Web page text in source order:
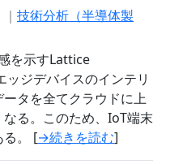
技術分析（半導体製
を示すLattice
ジデバイスのインテリ
タを全てクラウドに上
る。このため、IoT端末
る。 [→続きを読む]